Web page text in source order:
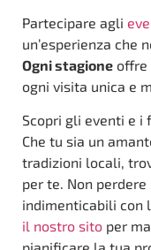
Partecipare agli
un’esperienza che
Ogni stagione offre
ogni visita unica e
Scopri gli eventi e
Che tu sia un
tradizioni locali,
per te. Non
indimenticabili con
il nostro sito per